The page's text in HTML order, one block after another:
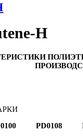
H
PD0108